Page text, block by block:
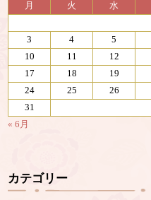
月
火 水
3
4 5
10
11 12
17
18 19
24
25 26
31
« 6月
カテゴリー